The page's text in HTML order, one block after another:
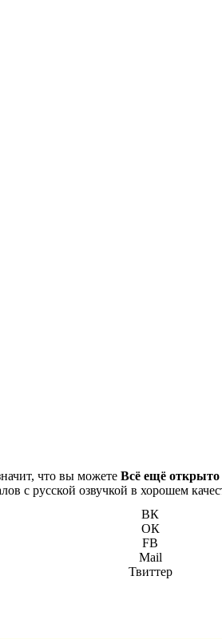
что вы можете Всё ещё открыто
с русской озвучкой в хорошем
ВК
ОК
FB
Mail
Твиттер